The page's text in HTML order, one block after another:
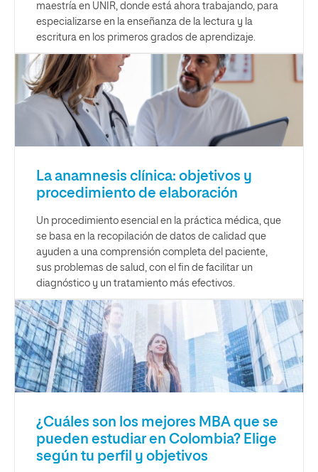
maestría en UNIR, donde está ahora trabajando, para
especializarse en la enseñanza de la lectura y la
escritura en los primeros grados de aprendizaje.
La anamnesis clínica: objetivos y
procedimiento de elaboración
Un procedimiento esencial en la práctica médica, que
se basa en la recopilación de datos de calidad que
ayuden a una comprensión completa del paciente,
sus problemas de salud, con el fin de facilitar un
diagnóstico y un tratamiento más efectivos.
¿Cuáles son los mejores MBA que se
pueden estudiar en Colombia? Elige
según tu perfil y objetivos